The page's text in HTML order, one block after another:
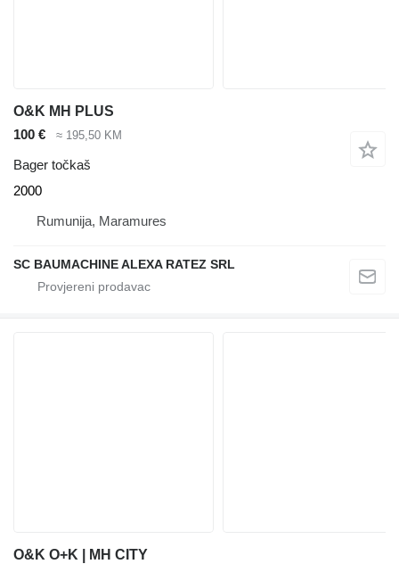
O&K MH PLUS
100 €
≈ 195,50 KM
Bager točkaš
2000
Rumunija, Maramures
SC BAUMACHINE ALEXA RATEZ SRL
O&K O+K | MH CITY